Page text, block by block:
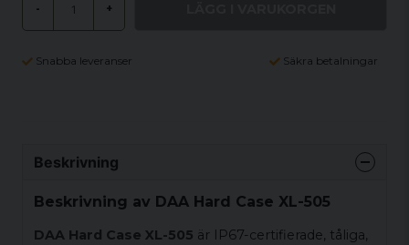
- +
Snabba leveranser Säkra betalningar
Beskrivning
Beskrivning av DAA Hard Case XL-505
DAA Hard Case XL-505 är IP67-certifierade, tåliga,